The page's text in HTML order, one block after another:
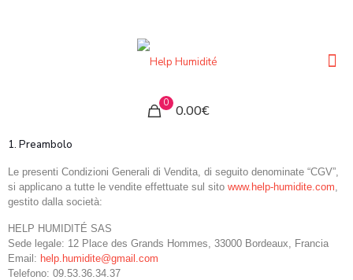
0 0.00€
1. Preambolo
Le presenti Condizioni Generali di Vendita, di seguito denominate “CGV”,
si applicano a tutte le vendite effettuate sul sito www.help-humidite.com,
gestito dalla società:
HELP HUMIDITÉ SAS
Sede legale: 12 Place des Grands Hommes, 33000 Bordeaux, Francia
Email: help.humidite@gmail.com
Telefono: 09.53.36.34.37